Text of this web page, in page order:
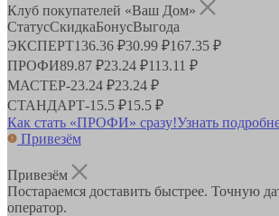
Клуб покупателей «Ваш Дом»
СтатусСкидкаБонусВыгода
ЭКСПЕРТ136.36 ₽30.99 ₽167.35 ₽
ПРОФИ89.87 ₽23.24 ₽113.11 ₽
МАСТЕР-23.24 ₽23.24 ₽
СТАНДАРТ-15.5 ₽15.5 ₽
Как стать «ПРОФИ» сразу!Узнать
Привезём
Привезём
Постараемся доставить быстрее. Точную
оператор.